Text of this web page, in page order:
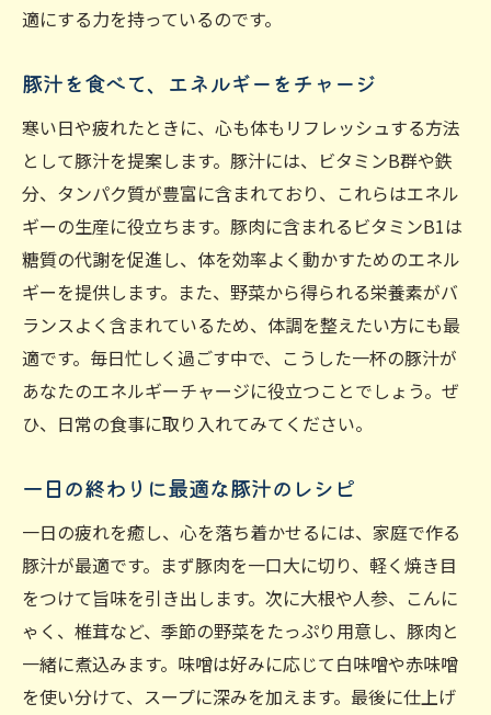
適にする力を持っているのです。
豚汁を食べて、エネルギーをチャージ
寒い日や疲れたときに、心も体もリフレッシュする方法
として豚汁を提案します。豚汁には、ビタミンB群や鉄
分、タンパク質が豊富に含まれており、これらはエネル
ギーの生産に役立ちます。豚肉に含まれるビタミンB1は
糖質の代謝を促進し、体を効率よく動かすためのエネル
ギーを提供します。また、野菜から得られる栄養素がバ
ランスよく含まれているため、体調を整えたい方にも最
適です。毎日忙しく過ごす中で、こうした一杯の豚汁が
あなたのエネルギーチャージに役立つことでしょう。ぜ
ひ、日常の食事に取り入れてみてください。
一日の終わりに最適な豚汁のレシピ
一日の疲れを癒し、心を落ち着かせるには、家庭で作る
豚汁が最適です。まず豚肉を一口大に切り、軽く焼き目
をつけて旨味を引き出します。次に大根や人参、こんに
ゃく、椎茸など、季節の野菜をたっぷり用意し、豚肉と
一緒に煮込みます。味噌は好みに応じて白味噌や赤味噌
を使い分けて、スープに深みを加えます。最後に仕上げ